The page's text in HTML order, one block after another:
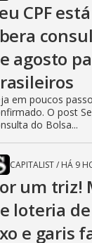
CPF
agosto
em poucos
O post
do Bolsa...
CAPITALIST/ HÁ 9
um triz!
loteria
e garis